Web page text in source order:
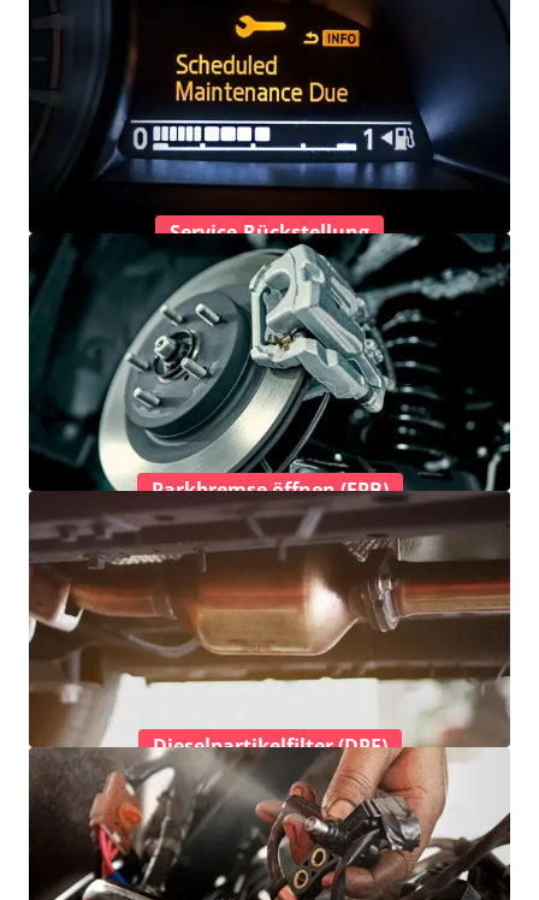
Service-Rückstellung
Parkbremse öffnen (EPB)
Dieselpartikelfilter (DPF)